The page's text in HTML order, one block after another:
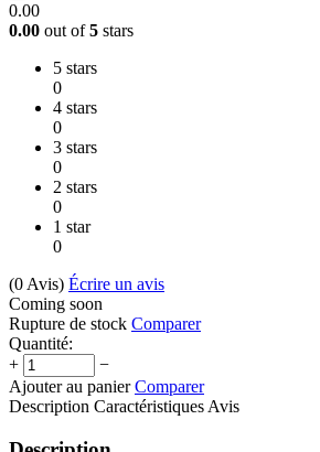
0.00
0.00 out of5 stars
5 stars
0
4 stars
0
3 stars
0
2 stars
0
1 star
0
(0 Avis) Écrire un avis
Coming soon
Rupture de stock Comparer
Quantité:
+
−
Ajouter au panier Comparer
Description Caractéristiques Avis